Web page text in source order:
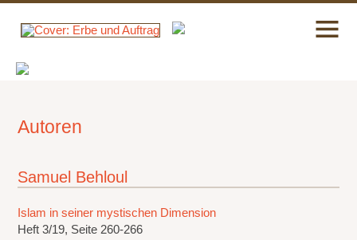
Autoren
Samuel Behloul
Islam in seiner mystischen Dimension
Heft 3/19, Seite 260-266